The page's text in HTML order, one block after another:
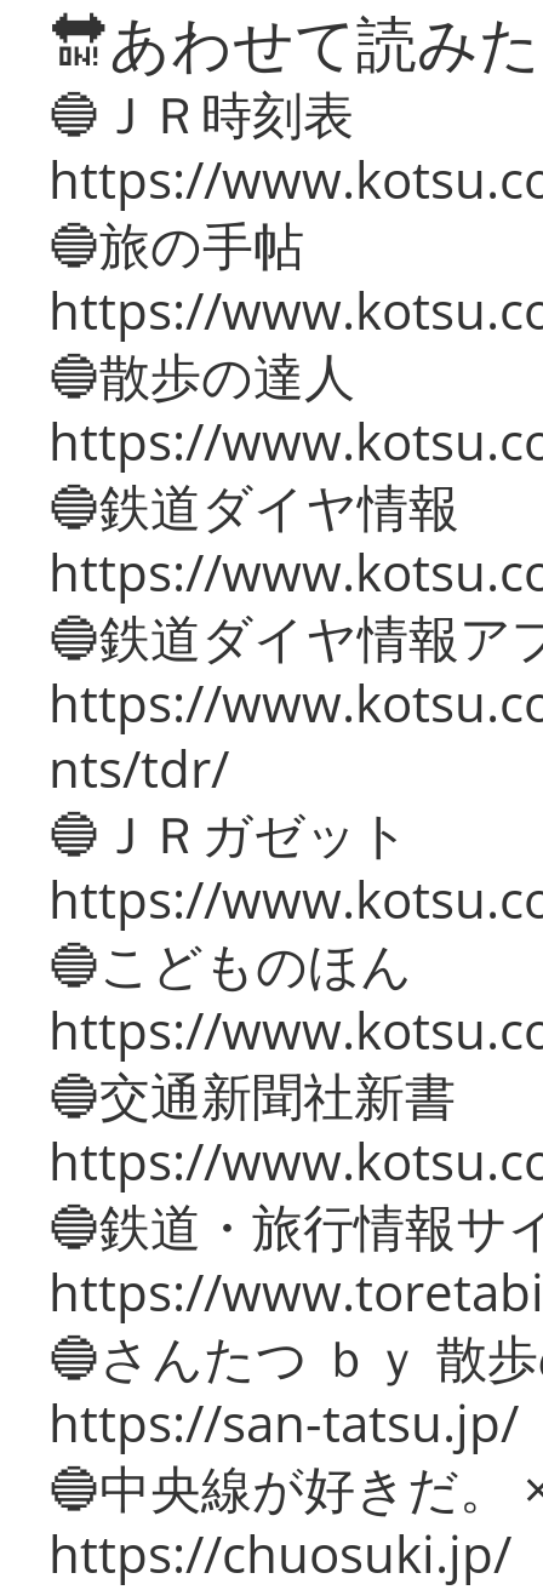
🔛あわせて読み
🔵ＪＲ時刻表
https://
🔵旅の手帖
https://
🔵散歩の達人
https://
🔵鉄道ダイヤ情報
https://
🔵鉄道ダイヤ情報ア
https://
nts/tdr/
🔵ＪＲガゼット
https://
🔵こどものほん
https://
🔵交通新聞社新書
https://
🔵鉄道・旅行情報サ
https://
🔵さんたつ ｂｙ 散
https://san-tatsu.jp/
🔵中央線が好きだ。
https://chuosuki.jp/